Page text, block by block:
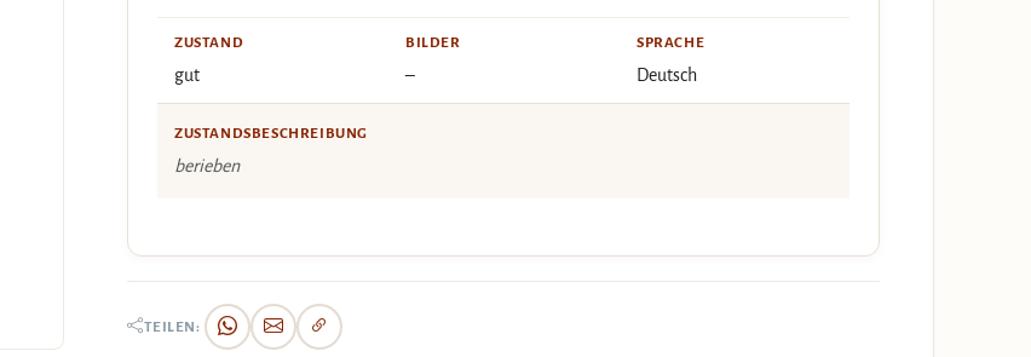
ZUSTAND
gut
BILDER
–
SPRACHE
Deutsch
ZUSTANDSBESCHREIBUNG
berieben
TEILEN: